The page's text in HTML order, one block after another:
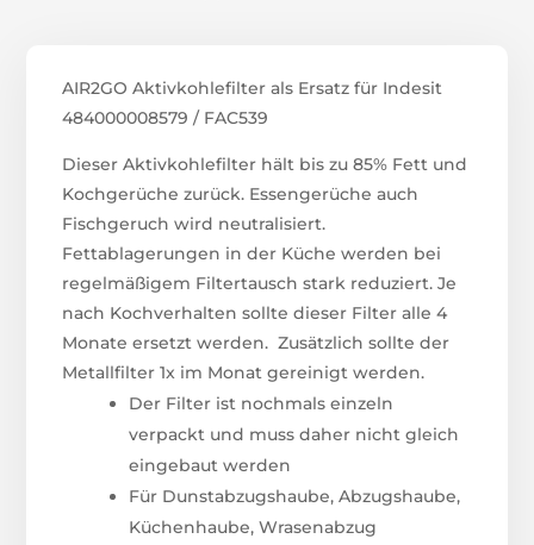
AIR2GO Aktivkohlefilter als Ersatz für Indesit
484000008579 / FAC539
Dieser Aktivkohlefilter hält bis zu 85% Fett und
Kochgerüche zurück. Essengerüche auch
Fischgeruch wird neutralisiert.
Fettablagerungen in der Küche werden bei
regelmäßigem Filtertausch stark reduziert. Je
nach Kochverhalten sollte dieser Filter alle 4
Monate ersetzt werden. Zusätzlich sollte der
Metallfilter 1x im Monat gereinigt werden.
Der Filter ist nochmals einzeln
verpackt und muss daher nicht gleich
eingebaut werden
Für Dunstabzugshaube, Abzugshaube,
Küchenhaube, Wrasenabzug